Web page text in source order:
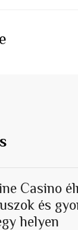
Casino
és
helyen